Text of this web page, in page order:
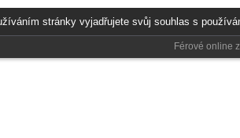
stránky vyjadřujete svůj souhlas s
Férové online